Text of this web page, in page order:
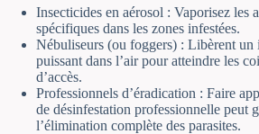
Insecticides en aérosol : Vaporisez les
spécifiques dans les zones infestées.
Nébuliseurs (ou foggers) : Libèrent un
puissant dans l’air pour atteindre les
d’accès.
Professionnels d’éradication : Faire
de désinfestation professionnelle peut
l’élimination complète des parasites.